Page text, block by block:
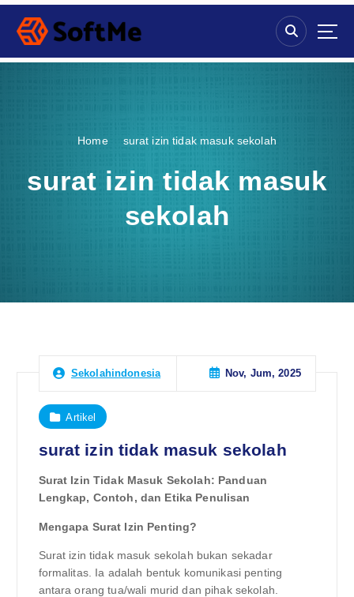
S
p
Home surat izin tidak masuk sekolah
surat izin tidak masuk
sekolah
Sekolahindonesia Nov, Jum, 2025
Artikel
surat izin tidak masuk sekolah
Surat Izin Tidak Masuk Sekolah: Panduan
Lengkap, Contoh, dan Etika Penulisan
Mengapa Surat Izin Penting?
Surat izin tidak masuk sekolah bukan sekadar
formalitas. Ia adalah bentuk komunikasi penting
antara orang tua/wali murid dan pihak sekolah.